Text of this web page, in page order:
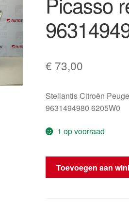
€ 73,00
Stellantis Citroën
9631494980 6205W0
1 op voorraad
Koplamp
Citroën
Toevoegen aan